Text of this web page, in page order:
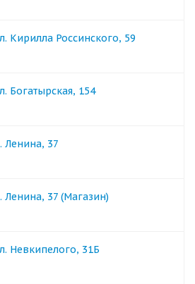
Кирилла Россинского, 59
Богатырская, 154
Ленина, 37
Ленина, 37 (Магазин)
Невкипелого, 31Б